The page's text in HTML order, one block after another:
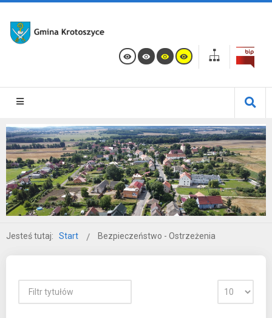
Jesteś tutaj: Start Bezpieczeństwo - Ostrzeżenia